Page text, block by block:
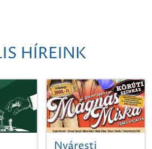
HÍREINK
Nyáresti